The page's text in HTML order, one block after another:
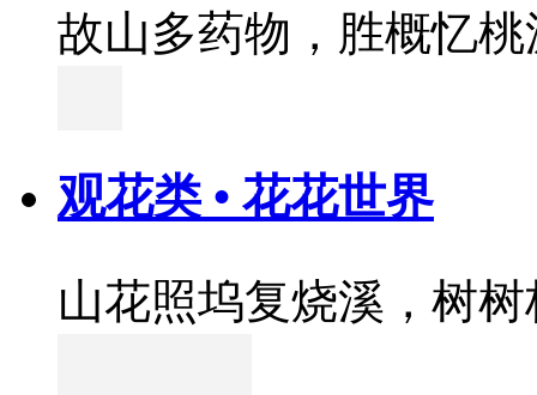
故山多药物，胜概忆桃
观花类 • 花花世界
山花照坞复烧溪，树